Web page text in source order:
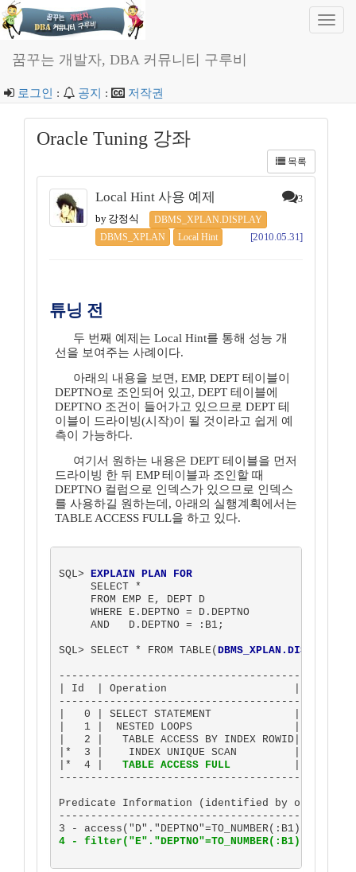
꿈꾸는 개발자, DBA 커뮤니티 구루비
로그인 : 공지 : 저작권
Oracle Tuning 강좌
목록
Local Hint 사용 예제 3
by 강정식
DBMS_XPLAN.DISPLAY
DBMS_XPLAN
Local Hint [2010.05.31]
튜닝 전
두 번째 예제는 Local Hint를 통해 성능 개
선을 보여주는 사례이다.
아래의 내용을 보면, EMP, DEPT 테이블이
DEPTNO로 조인되어 있고, DEPT 테이블에
DEPTNO 조건이 들어가고 있으므로 DEPT 테
이블이 드라이빙(시작)이 될 것이라고 쉽게 예
측이 가능하다.
여기서 원하는 내용은 DEPT 테이블을 먼저
드라이빙 한 뒤 EMP 테이블과 조인할 때
DEPTNO 컬럼으로 인덱스가 있으므로 인덱스
를 사용하길 원하는데, 아래의 실행계획에서는
TABLE ACCESS FULL을 하고 있다.
SQL> EXPLAIN PLAN FOR
     SELECT *
     FROM EMP E, DEPT D
     WHERE E.DEPTNO = D.DEPTNO
     AND   D.DEPTNO = :B1;
SQL> SELECT * FROM TABLE(DBMS_XPLAN.DISPLAY
| Id  | Operation                    | Name    |
|   0 | SELECT STATEMENT             |
|   1 |  NESTED LOOPS                |
|   2 |   TABLE ACCESS BY INDEX
|*  3 |    INDEX UNIQUE SCAN         |
|*  4 | TABLE ACCESS FULL
          |
Predicate Information (identified by
4 - filter("E"."DEPTNO"=TO_NUMBER(:B1))